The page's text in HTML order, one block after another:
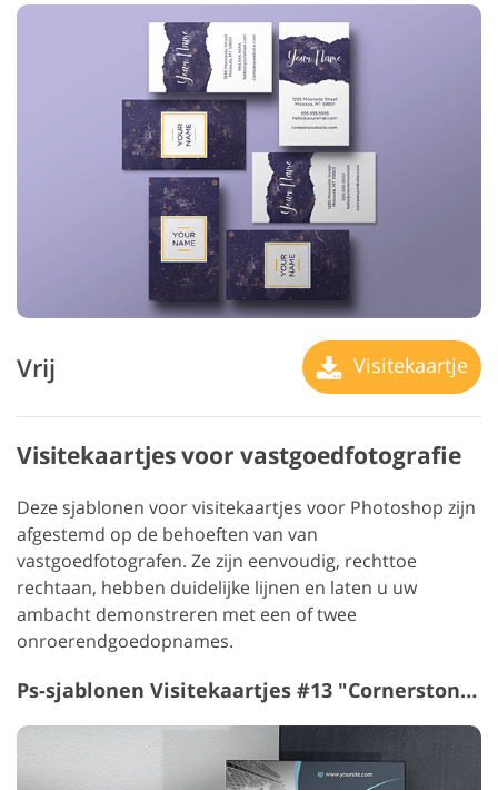
Vrij Visitekaartje
Visitekaartjes voor vastgoedfotografie
Deze sjablonen voor visitekaartjes voor Photoshop zijn
afgestemd op de behoeften van van
vastgoedfotografen. Ze zijn eenvoudig, rechttoe
rechtaan, hebben duidelijke lijnen en laten u uw
ambacht demonstreren met een of twee
onroerendgoedopnames.
Ps-sjablonen Visitekaartjes #13 "Cornerstone"